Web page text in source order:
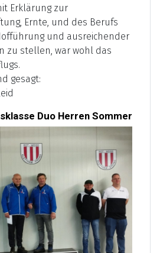
Erklärung zur
Ernte, und des Berufs
und ausreichender
zu stellen, war wohl das
gesagt:
Duo Herren Sommer